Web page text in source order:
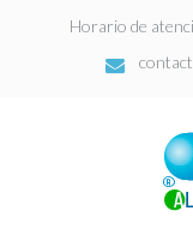
Horario de